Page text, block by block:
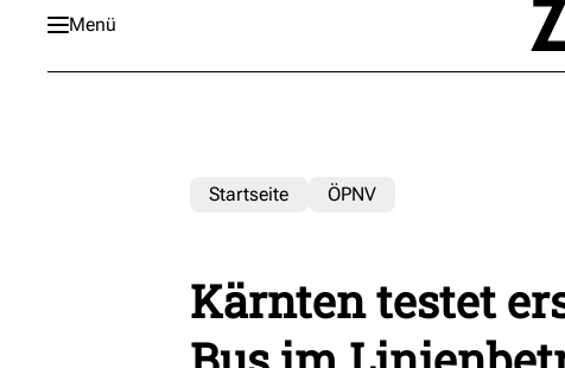
Menü
Startseite ÖPNV
Kärnten testet